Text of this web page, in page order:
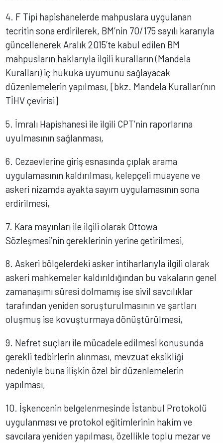
4. F Tipi hapishanelerde mahpuslara uygulanan
tecritin sona erdirilerek, BM’nin 70/175 sayılı kararıyla
güncellenerek Aralık 2015’te kabul edilen BM
mahpusların haklarıyla ilgili kuralların (Mandela
Kuralları) iç hukuka uyumunu sağlayacak
düzenlemelerin yapılması, [bkz. Mandela Kuralları’nın
TİHV çevirisi]
5. İmralı Hapishanesi ile ilgili CPT’nin raporlarına
uyulmasının sağlanması,
6. Cezaevlerine giriş esnasında çıplak arama
uygulamasının kaldırılması, kelepçeli muayene ve
askeri nizamda ayakta sayım uygulamasının sona
erdirilmesi,
7. Kara mayınları ile ilgili olarak Ottowa
Sözleşmesi’nin gereklerinin yerine getirilmesi,
8. Askeri bölgelerdeki asker intiharlarıyla ilgili olarak
askeri mahkemeler kaldırıldığından bu vakaların genel
zamanaşımı süresi dolmamış ise sivil savcılıklar
tarafından yeniden soruşturulmasının ve şartları
oluşmuş ise kovuşturmaya dönüştürülmesi,
9. Nefret suçları ile mücadele edilmesi konusunda
gerekli tedbirlerin alınması, mevzuat eksikliği
nedeniyle buna ilişkin özel bir düzenlemelerin
yapılması,
10. İşkencenin belgelenmesinde İstanbul Protokolü
uygulanması ve protokol eğitimlerinin hakim ve
savcılara yeniden yapılması, özellikle toplu mezar ve